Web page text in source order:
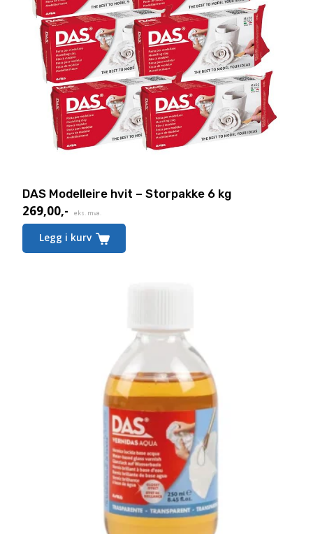
DAS Modelleire hvit – Storpakke 6 kg
269,00,-
Nåværende
pris
eks. mva.
Legg i kurv